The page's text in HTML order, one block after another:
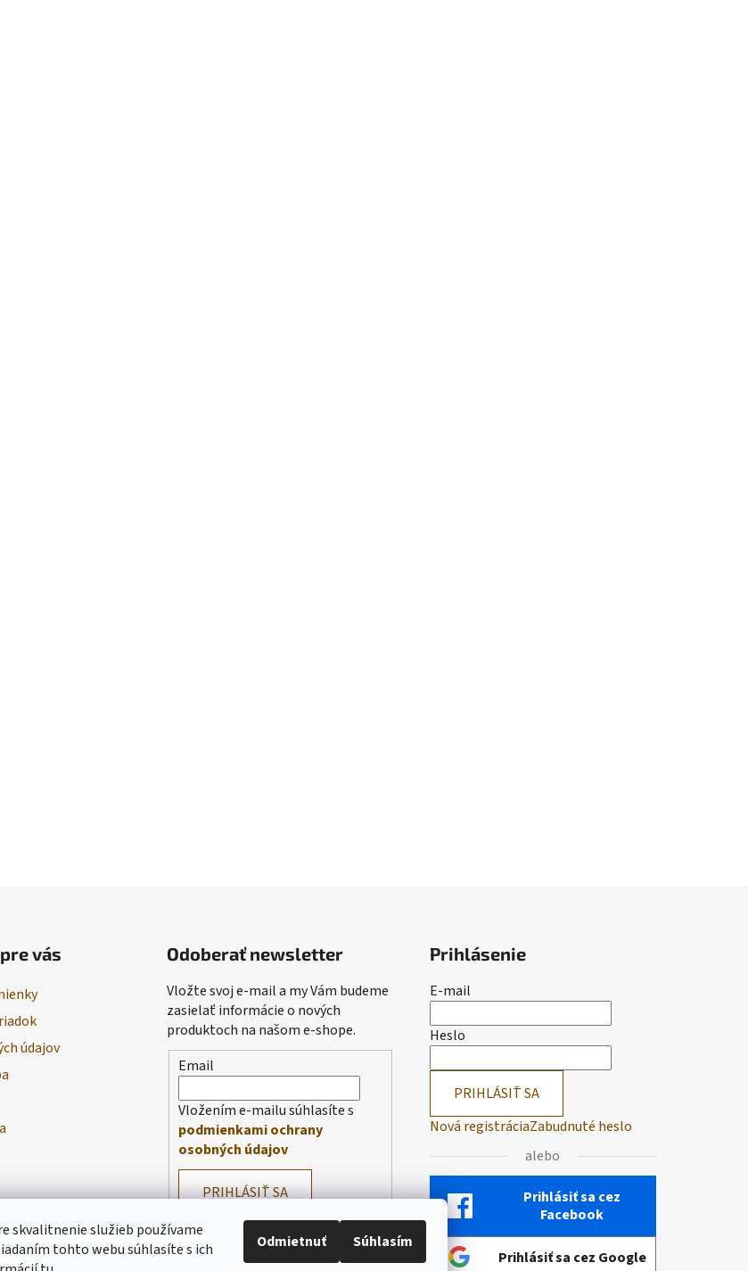
skvalitnenie služieb používame
tohto webu súhlasíte s ich
Odmietnuť Súhlasím
vás
údajov
Odoberať newsletter
Vložte svoj e-mail a my Vám budeme
zasielať informácie o nových
produktoch na našom e-shope.
Email
Vložením e-mailu súhlasíte s
podmienkami ochrany
osobných údajov
PRIHLÁSIŤ SA
Prihlásenie
E-mail
Heslo
PRIHLÁSIŤ SA
Nová registráciaZabudnuté heslo
alebo
Prihlásiť sa cez
Facebook
Prihlásiť sa cez Google